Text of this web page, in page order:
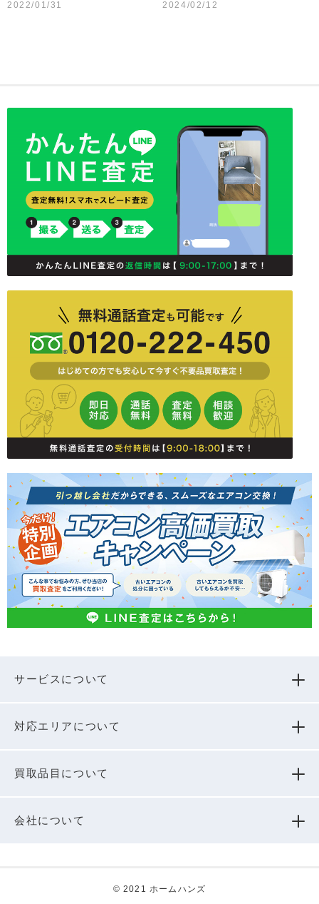
2022/01/31 2024/02/12
サービスについて
対応エリアについて
買取品⽬について
会社について
© 2021 ホームハンズ